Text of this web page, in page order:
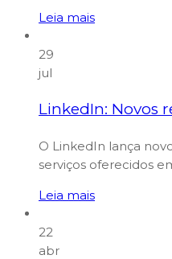
Leia mais
29
jul
LinkedIn: Novos
O LinkedIn lança
serviços oferecidos
Leia mais
22
abr